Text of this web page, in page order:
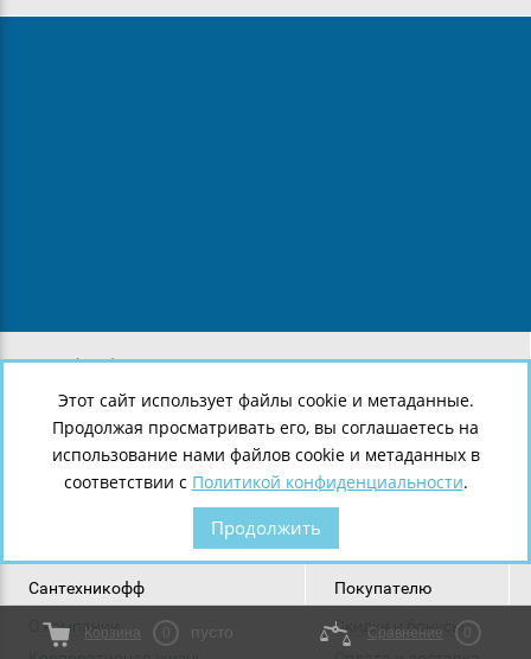
Корзина 0 пусто Сравнение 0
8 (812) 643-38-05
8 (921) 907-43-28
г.Санкт-Петербург,Ленинский пр., 140
Сантехникофф
О компании
Покупателю
Скидки и бонусы
Этот сайт использует файлы cookie и метаданные.
Продолжая просматривать его, вы соглашаетесь на
использование нами файлов cookie и метаданных в
соответствии с Политикой конфиденциальности.
Продолжить